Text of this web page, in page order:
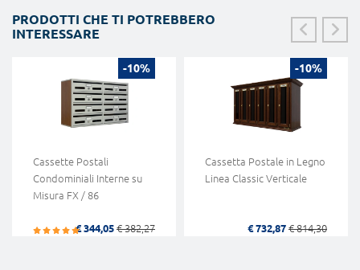
PRODOTTI CHE TI POTREBBERO
INTERESSARE
-10%
Cassette Postali
Condominiali Interne su
Misura FX / 86
€ 344,05 € 382,27
-10%
Cassetta Postale in Legno
Linea Classic Verticale
€ 732,87 € 814,30